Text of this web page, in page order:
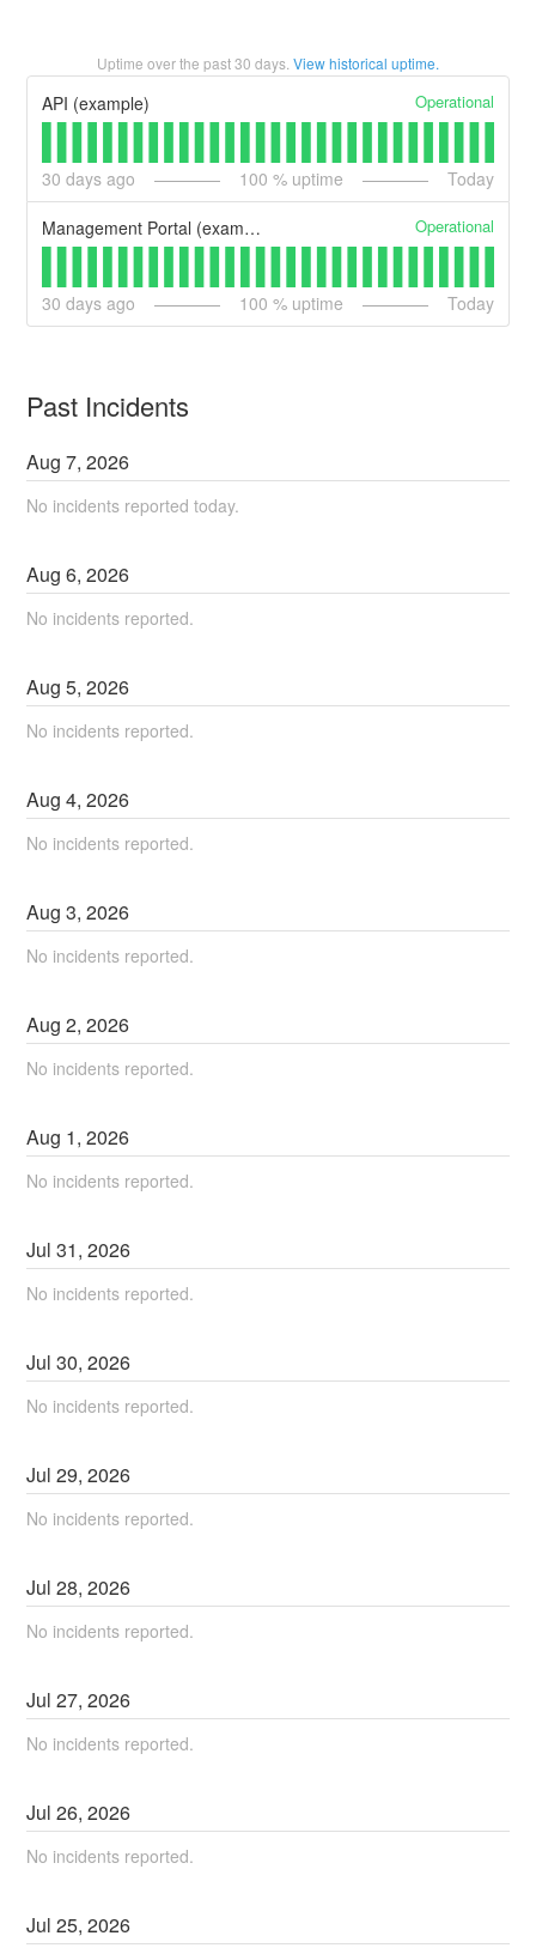
Uptime over the past30 days. View historical uptime.
API (example) Operational
30 days ago 100 % uptime Today
Management Portal (example) Operational
30 days ago 100 % uptime Today
Past Incidents
Aug7,2026
No incidents reported today.
Aug6,2026
No incidents reported.
Aug5,2026
No incidents reported.
Aug4,2026
No incidents reported.
Aug3,2026
No incidents reported.
Aug2,2026
No incidents reported.
Aug 1,2026
No incidents reported.
Jul31,2026
No incidents reported.
Jul30,2026
No incidents reported.
Jul29,2026
No incidents reported.
Jul28,2026
No incidents reported.
Jul27,2026
No incidents reported.
Jul26,2026
No incidents reported.
Jul25,2026